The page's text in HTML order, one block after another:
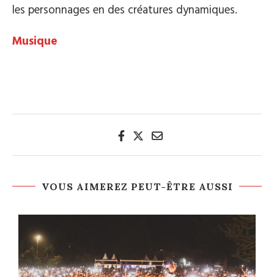
les personnages en des créatures dynamiques.
Musique
VOUS AIMEREZ PEUT-ÊTRE AUSSI